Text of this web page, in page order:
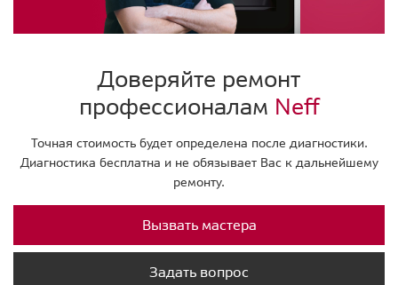
Доверяйте ремонт
профессионалам Neff
Точная стоимость будет определена после диагностики.
Диагностика бесплатна и не обязывает Вас к дальнейшему
ремонту.
Вызвать мастера
Задать вопрос